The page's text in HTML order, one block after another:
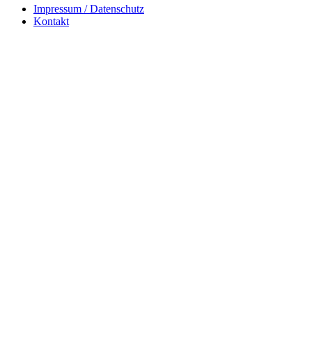
Impressum / Datenschutz
Kontakt